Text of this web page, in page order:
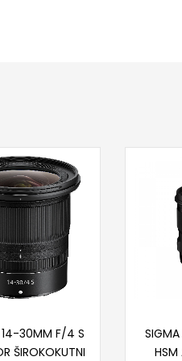
14-30MM F/4 S
ŠIROKOKUTNI
HSM